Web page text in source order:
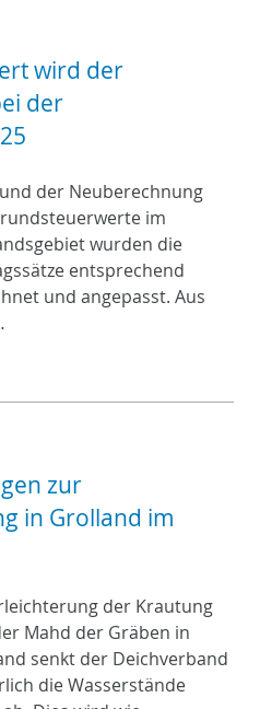
wird der
der
der Neuberechnung
im
wurden die
entsprechend
und angepasst. Aus
zur
in Grolland im
der Krautung
Mahd der Gräben in
senkt der Deichverband
die Wasserstände